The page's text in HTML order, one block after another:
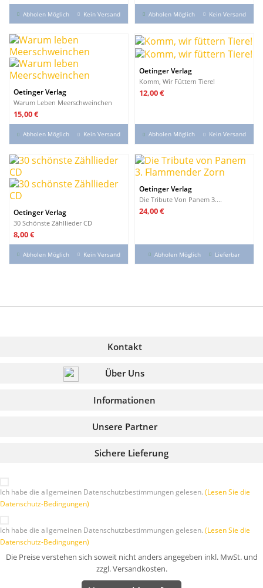
Abholen Möglich Kein Versand Abholen Möglich Kein Versand
Oetinger Verlag
Warum Leben Meerschweinchen
Preis
15,00 €
Abholen Möglich Kein Versand
Oetinger Verlag
Komm, Wir Füttern Tiere!
Preis
12,00 €
Abholen Möglich Kein Versand
Oetinger Verlag
30 Schönste Zähllieder CD
Preis
8,00 €
Abholen Möglich Kein Versand
Oetinger Verlag
Die Tribute Von Panem 3....
Preis
24,00 €
Abholen Möglich Lieferbar
Kontakt
Über Uns
Informationen
Sichere Lieferung
Unsere Partner
Ich habe die allgemeinen Datenschutzbestimmungen gelesen. (Lesen Sie die
Datenschutz-Bedingungen)
Ich habe die allgemeinen Datenschutzbestimmungen gelesen. (Lesen Sie die
Datenschutz-Bedingungen)
Die Preise verstehen sich soweit nicht anders angegeben inkl. MwSt. und
zzgl. Versandkosten.